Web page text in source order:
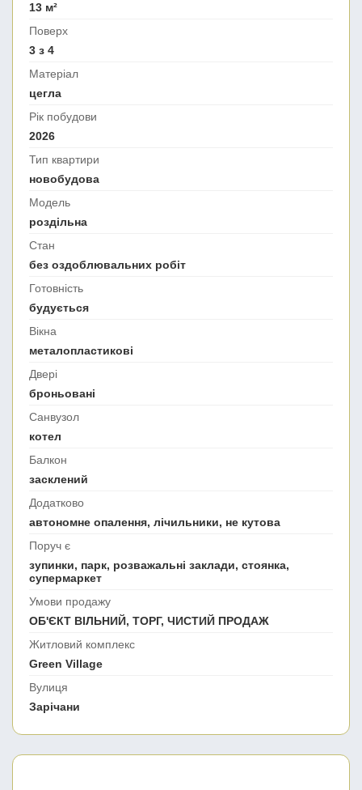
13 м²
Поверх
3 з 4
Матеріал
цегла
Рік побудови
2026
Тип квартири
новобудова
Модель
роздільна
Стан
без оздоблювальних робіт
Готовність
будується
Вікна
металопластикові
Двері
броньовані
Санвузол
котел
Балкон
засклений
Додатково
автономне опалення, лічильники, не кутова
Поруч є
зупинки, парк, розважальні заклади, стоянка,
супермаркет
Умови продажу
ОБ'ЄКТ ВІЛЬНИЙ, ТОРГ, ЧИСТИЙ ПРОДАЖ
Житловий комплекс
Green Village
Вулиця
Зарічани